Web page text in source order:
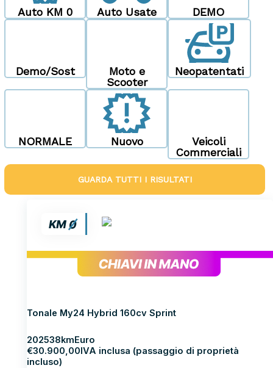
Auto KM 0 Auto Usate DEMO
Demo/Sost
Moto e
Scooter
Neopatentati
NORMALE Nuovo
Veicoli
Commerciali
GUARDA TUTTI I RISULTATI
Tonale My24 Hybrid 160cv Sprint
202538kmEuro
€30.900,00IVA inclusa (passaggio di proprietà
incluso)